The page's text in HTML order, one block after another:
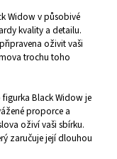
Widow v působivé
kvality a detailu.
oživit vaši
trochu toho
figurka Black Widow je
proporce a
oživí vaši sbírku.
zaručuje její dlouhou